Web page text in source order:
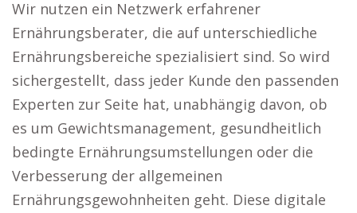
Wir nutzen ein Netzwerk erfahrener
Ernährungsberater, die auf unterschiedliche
Ernährungsbereiche spezialisiert sind. So wird
sichergestellt, dass jeder Kunde den passenden
Experten zur Seite hat, unabhängig davon, ob
es um Gewichtsmanagement, gesundheitlich
bedingte Ernährungsumstellungen oder die
Verbesserung der allgemeinen
Ernährungsgewohnheiten geht. Diese digitale